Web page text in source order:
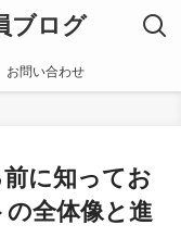
ブログ
お問い合わせ
に知ってお
全体像と進